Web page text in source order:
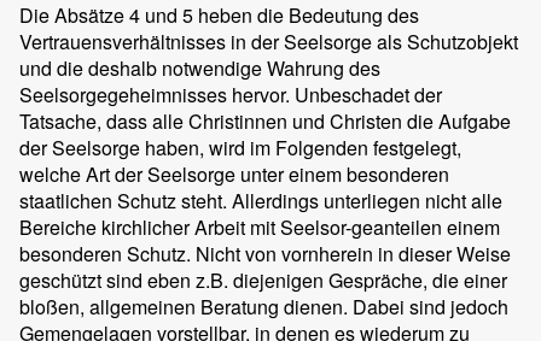
Die Absätze 4 und 5 heben die Bedeutung des
Vertrauensverhältnisses in der Seelsorge als Schutzobjekt
und die deshalb notwendige Wahrung des
Seelsorgegeheimnisses hervor. Unbeschadet der
Tatsache, dass alle Christinnen und Christen die Aufgabe
der Seelsorge haben, wird im Folgenden festgelegt,
welche Art der Seelsorge unter einem besonderen
staatlichen Schutz steht. Allerdings unterliegen nicht alle
Bereiche kirchlicher Arbeit mit Seelsor-geanteilen einem
besonderen Schutz. Nicht von vornherein in dieser Weise
geschützt sind eben z.B. diejenigen Gespräche, die einer
bloßen, allgemeinen Beratung dienen. Dabei sind jedoch
Gemengelagen vorstellbar, in denen es wiederum zu